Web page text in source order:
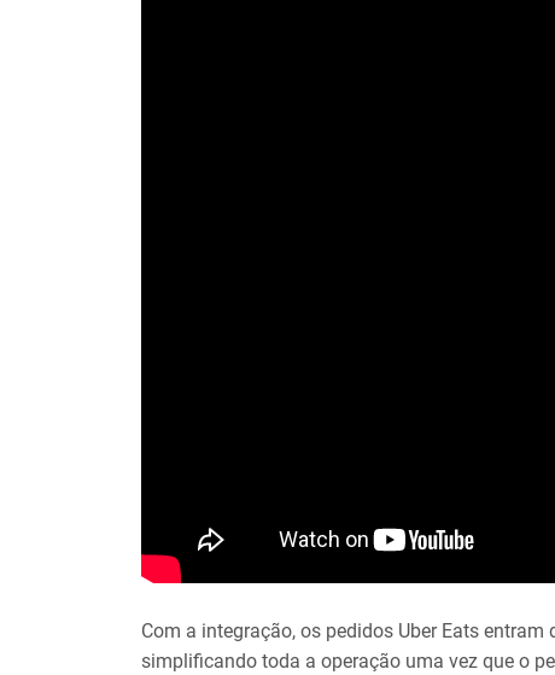
Com a integração, os pedidos Uber Eats
simplificando toda a operação uma vez que o